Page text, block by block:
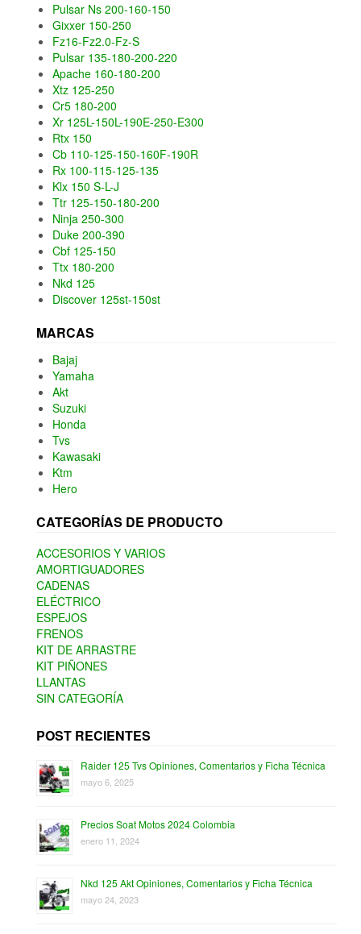
Pulsar Ns 200-160-150
Gixxer 150-250
Fz16-Fz2.0-Fz-S
Pulsar 135-180-200-220
Apache 160-180-200
Xtz 125-250
Cr5 180-200
Xr 125L-150L-190E-250-E300
Rtx 150
Cb 110-125-150-160F-190R
Rx 100-115-125-135
Klx 150 S-L-J
Ttr 125-150-180-200
Ninja 250-300
Duke 200-390
Cbf 125-150
Ttx 180-200
Nkd 125
Discover 125st-150st
MARCAS
Bajaj
Yamaha
Akt
Suzuki
Honda
Tvs
Kawasaki
Ktm
Hero
CATEGORÍAS DE PRODUCTO
ACCESORIOS Y VARIOS
AMORTIGUADORES
CADENAS
ELÉCTRICO
ESPEJOS
FRENOS
KIT DE ARRASTRE
KIT PIÑONES
LLANTAS
SIN CATEGORÍA
POST RECIENTES
Raider 125 Tvs Opiniones, Comentarios y Ficha Técnica
mayo 6, 2025
Precios Soat Motos 2024 Colombia
enero 11, 2024
Nkd 125 Akt Opiniones, Comentarios y Ficha Técnica
mayo 24, 2023